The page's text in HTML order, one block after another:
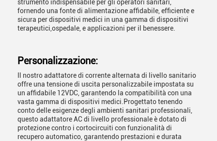
strumento indispensabile per gli operatori sanitari,
fornendo una fonte di alimentazione affidabile, efficiente e
sicura per dispositivi medici in una gamma di dispositivi
terapeutici,ospedale, e applicazioni per il benessere.
Personalizzazione:
Il nostro adattatore di corrente alternata di livello sanitario
offre una tensione di uscita personalizzabile impostata su
un affidabile 12VDC, garantendo la compatibilità con una
vasta gamma di dispositivi medici.Progettato tenendo
conto delle esigenze degli ambienti sanitari professionali,
questo adattatore AC di livello professionale è dotato di
protezione contro i cortocircuiti con funzionalità di
recupero automatico, garantendo prestazioni e durata